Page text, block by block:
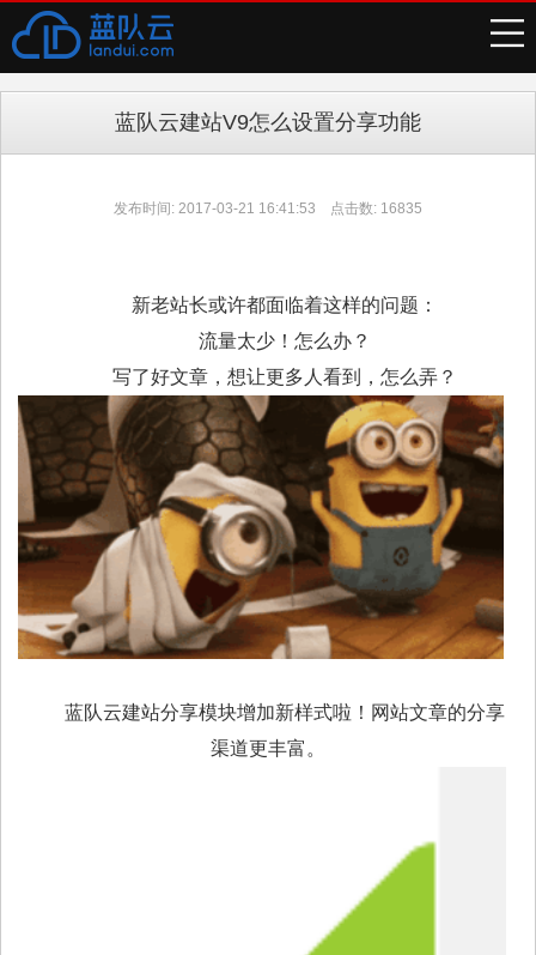
蓝队云建站V9怎么设置分享功能
发布时间: 2017-03-21 16:41:53 点击数: 16835
新老站长或许都面临着这样的问题：
流量太少！怎么办？
写了好文章，想让更多人看到，怎么弄？
蓝队云建站分享模块增加新样式啦！网站文章的分享
渠道更丰富。